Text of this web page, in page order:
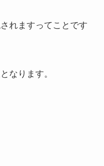
れますってことです
なります。